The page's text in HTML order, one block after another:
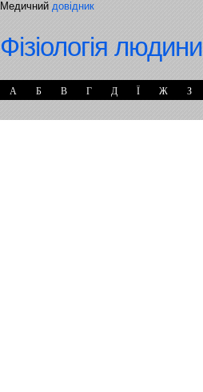
Медичний довідник
Фізіологія людини
А Б В Г Д Ї Ж З